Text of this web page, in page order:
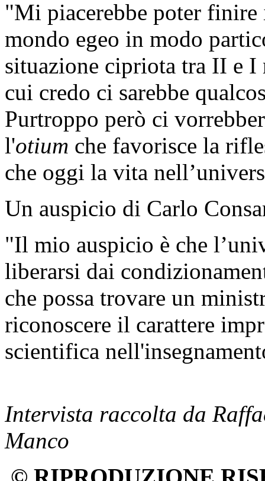
"Mi piacerebbe poter
mondo egeo in modo
situazione cipriota tra II e
cui credo ci sarebbe
Purtroppo però ci
l'otium che favorisce la
che oggi la vita
Un auspicio di Carlo
"Il mio auspicio è che
liberarsi dai
che possa trovare un
riconoscere il carattere
scientifica
Intervista raccolta da
Manco